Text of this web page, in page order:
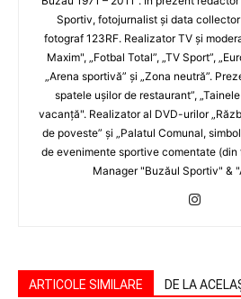
Sportiv, fotojurnalist şi data
fotograf 123RF. Realizator TV şi
Maxim", „Fotbal Total”, „TV Sport”,
„Arena sportivă” şi „Zona neutră”.
spatele uşilor de restaurant”,
vacanţă". Realizator al DVD-urilor
de poveste” şi „Palatul Comunal,
de evenimente sportive comentate
Manager "Buzăul Sportiv" &
ARTICOLE SIMILARE DE LA